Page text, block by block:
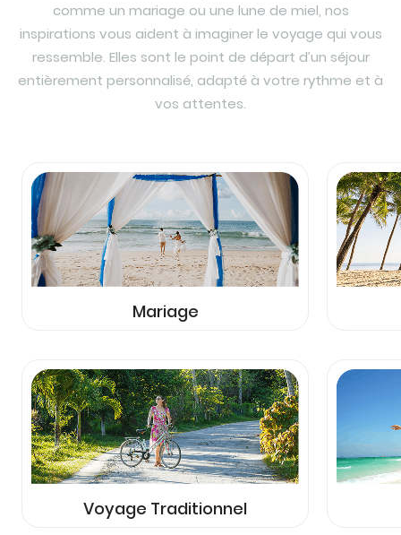
comme un mariage ou une lune de miel, nos
inspirations vous aident à imaginer le voyage qui vous
ressemble. Elles sont le point de départ d’un séjour
entièrement personnalisé, adapté à votre rythme et à
vos attentes.
Mariage
Voyage Traditionnel